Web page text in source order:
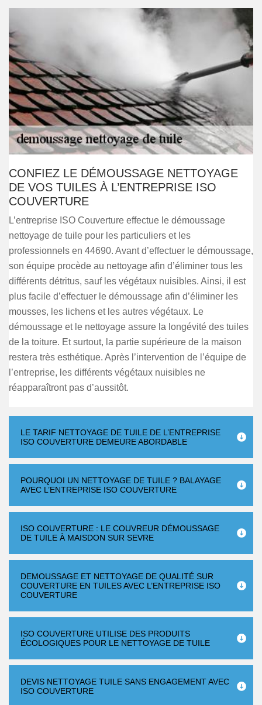
CONFIEZ LE DÉMOUSSAGE NETTOYAGE
DE VOS TUILES À L’ENTREPRISE ISO
COUVERTURE
L’entreprise ISO Couverture effectue le démoussage
nettoyage de tuile pour les particuliers et les
professionnels en 44690. Avant d’effectuer le démoussage,
son équipe procède au nettoyage afin d’éliminer tous les
différents détritus, sauf les végétaux nuisibles. Ainsi, il est
plus facile d’effectuer le démoussage afin d’éliminer les
mousses, les lichens et les autres végétaux. Le
démoussage et le nettoyage assure la longévité des tuiles
de la toiture. Et surtout, la partie supérieure de la maison
restera très esthétique. Après l’intervention de l’équipe de
l’entreprise, les différents végétaux nuisibles ne
réapparaîtront pas d’aussitôt.
LE TARIF NETTOYAGE DE TUILE DE L’ENTREPRISE
ISO COUVERTURE DEMEURE ABORDABLE
POURQUOI UN NETTOYAGE DE TUILE ? BALAYAGE
AVEC L’ENTREPRISE ISO COUVERTURE
ISO COUVERTURE : LE COUVREUR DÉMOUSSAGE
DE TUILE À MAISDON SUR SEVRE
DEMOUSSAGE ET NETTOYAGE DE QUALITÉ SUR
COUVERTURE EN TUILES AVEC L’ENTREPRISE ISO
COUVERTURE
ISO COUVERTURE UTILISE DES PRODUITS
ÉCOLOGIQUES POUR LE NETTOYAGE DE TUILE
DEVIS NETTOYAGE TUILE SANS ENGAGEMENT AVEC
ISO COUVERTURE